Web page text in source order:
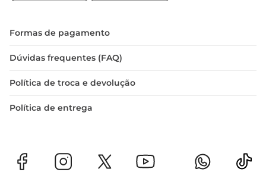
Formas de pagamento
Dúvidas frequentes (FAQ)
Política de troca e devolução
Política de entrega